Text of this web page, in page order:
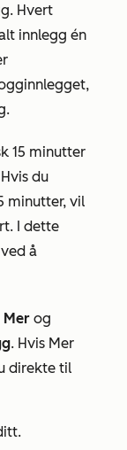
Hvert
innlegg én
15 minutter
du
minutter, vil
I dette
å
Mer og
. Hvis Mer
direkte til